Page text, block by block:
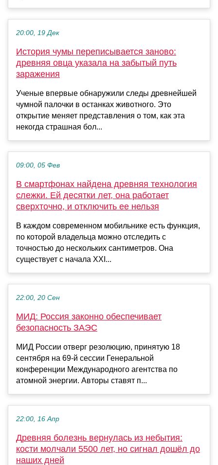
20:00, 19 Дек
История чумы переписывается заново:
древняя овца указала на забытый путь
заражения
Ученые впервые обнаружили следы древнейшей
чумной палочки в останках животного. Это
открытие меняет представления о том, как эта
некогда страшная бол...
09:00, 05 Фев
В смартфонах найдена древняя технология
слежки. Ей десятки лет, она работает
сверхточно, и отключить ее нельзя
В каждом современном мобильнике есть функция,
по которой владельца можно отследить с
точностью до нескольких сантиметров. Она
существует с начала XXI...
22:00, 20 Сен
МИД: Россия законно обеспечивает
безопасность ЗАЭС
МИД России отверг резолюцию, принятую 18
сентября на 69-й сессии Генеральной
конференции Международного агентства по
атомной энергии. Авторы ставят п...
22:00, 16 Апр
Древняя болезнь вернулась из небытия:
кости молчали 5500 лет, но сигнал дошёл до
наших дней